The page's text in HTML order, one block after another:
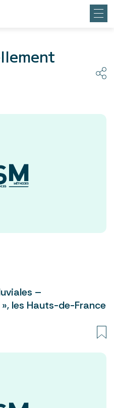
–
les Hauts-de-France